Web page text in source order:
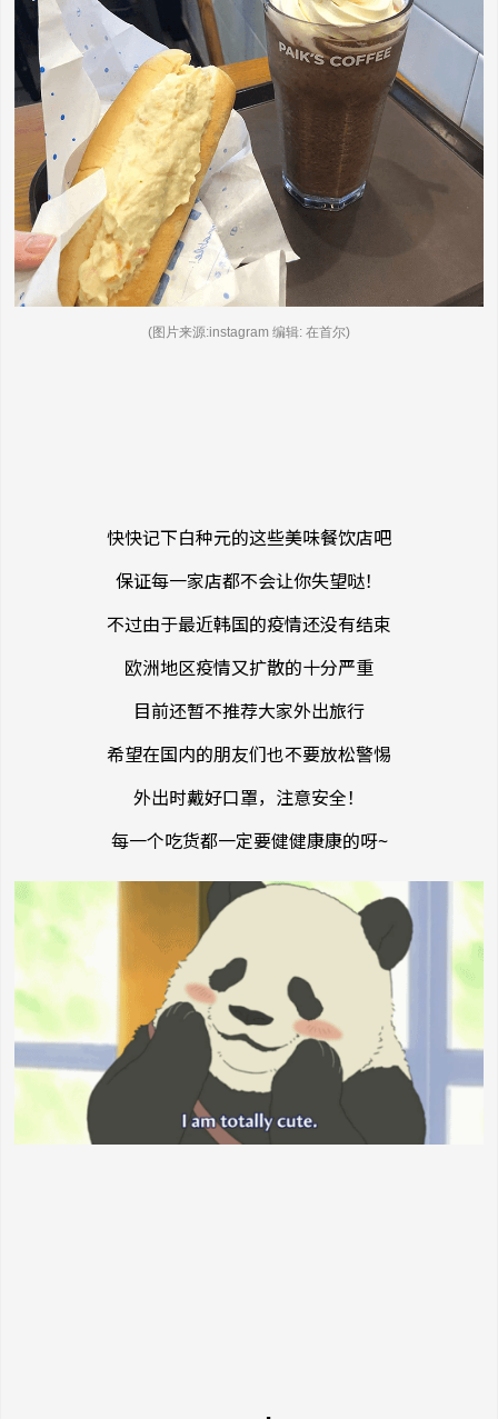
(图片来源:instagram 编辑: 在首尔)
快快记下白种元的这些美味餐饮店吧
保证每一家店都不会让你失望哒！
不过由于最近韩国的疫情还没有结束
欧洲地区疫情又扩散的十分严重
目前还暂不推荐大家外出旅行
希望在国内的朋友们也不要放松警惕
外出时戴好口罩，注意安全！
每一个吃货都一定要健健康康的呀~